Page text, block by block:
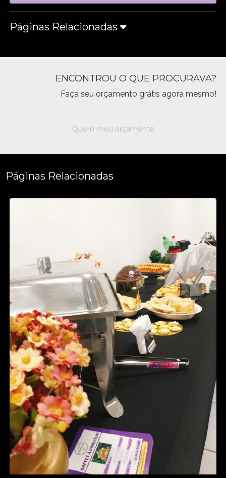
Páginas Relacionadas
ENCONTROU O QUE PROCURAVA?
Faça seu orçamento grátis agora mesmo!
Quero meu orçamento
Páginas Relacionadas